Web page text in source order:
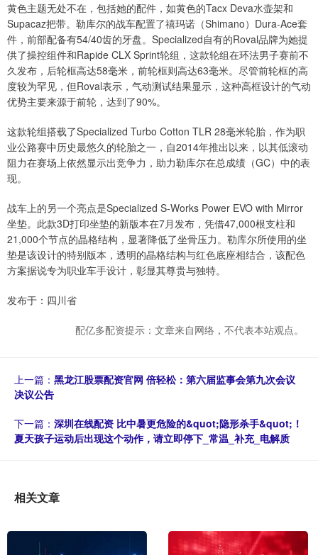
黄色主题无处不在，包括她的配件，如黄色的Tacx Deva水壶架和
Supacaz把带。勒库尔的战车配置了禧玛诺（Shimano）Dura-Ace套
件，前部配备有54/40齿的牙盘。Specialized自有的Roval品牌为她提
供了操控组件和Rapide CLX Sprint轮组，这款轮组在环法男子赛前不
久发布，后轮框高达58毫米，前轮框则高达63毫米。尽管前轮框的高
度较为罕见，但Roval表示，气动测试结果显示，这种高框设计的气动
优势主要来源于前轮，达到了90%。
这款轮组搭载了Specialized Turbo Cotton TLR 28毫米轮胎，作为职
业公路赛中历史最悠久的轮胎之一，自2014年推出以来，以其低滚动
阻力在赛场上依然显示出竞争力，助力勒库尔在总成绩（GC）中的表
现。
战车上的另一个亮点是Specialized S-Works Power EVO with Mirror
坐垫。此款3D打印坐垫的新版本在7月发布，凭借47,000根支柱和
21,000个节点的晶格结构，显著降低了坐骨压力。勒库尔所使用的坐
垫是该设计的特别版本，透明的晶格结构与红色底座相结合，该配色
方案据说专为职业车手设计，彰显其尊贵与独特。
发布于：四川省
配亿多配资提示：文章来自网络，不代表本站观点。
上一篇： 黑龙江股票配资官网 倍轻松：第六届监事会第九次会议
决议公告
下一篇： 深圳在线配资 比中暑更危险的&quot;隐形杀手&quot;！
夏天孩子运动后出现这个动作，请立即停下_常温_补充_电解质
相关文章